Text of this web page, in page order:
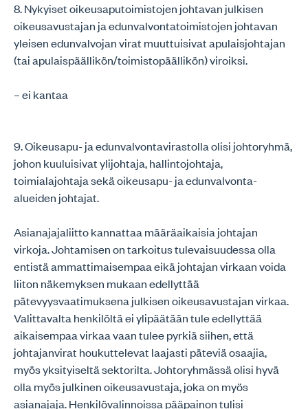
8. Nykyiset oikeusaputoimistojen johtavan julkisen
oikeusavustajan ja edunvalvontatoimistojen johtavan
yleisen edunvalvojan virat muuttuisivat apulaisjohtajan
(tai apulaispäällikön/toimistopäällikön) viroiksi.
– ei kantaa
9. Oikeusapu- ja edunvalvontavirastolla olisi johtoryhmä,
johon kuuluisivat ylijohtaja, hallintojohtaja,
toimialajohtaja sekä oikeusapu- ja edunvalvonta-
alueiden johtajat.
Asianajajaliitto kannattaa määräaikaisia johtajan
virkoja. Johtamisen on tarkoitus tulevaisuudessa olla
entistä ammattimaisempaa eikä johtajan virkaan voida
liiton näkemyksen mukaan edellyttää
pätevyysvaatimuksena julkisen oikeusavustajan virkaa.
Valittavalta henkilöltä ei ylipäätään tule edellyttää
aikaisempaa virkaa vaan tulee pyrkiä siihen, että
johtajanvirat houkuttelevat laajasti päteviä osaajia,
myös yksityiseltä sektorilta. Johtoryhmässä olisi hyvä
olla myös julkinen oikeusavustaja, joka on myös
asianajaja. Henkilövalinnoissa pääpainon tulisi